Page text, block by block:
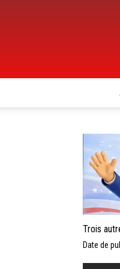
Trois
Date de